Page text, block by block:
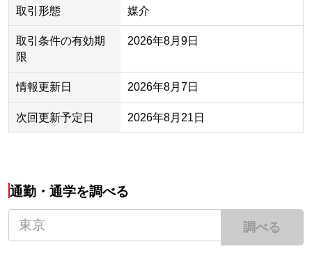
取引形態 媒介
取引条件の有効期
限
2026年8月9日
情報更新日 2026年8月7日
次回更新予定日 2026年8月21日
通勤・通学を調べる
調べる